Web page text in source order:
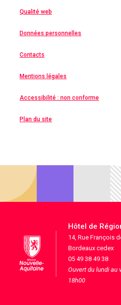
Qualité web
Données personnelles
Contacts
Mentions légales
Accessibilité : non conforme
Plan du site
Hôtel de
14, Rue François
Bordeaux cedex
05 49 38 49 38
Ouvert du lundi au
18h00